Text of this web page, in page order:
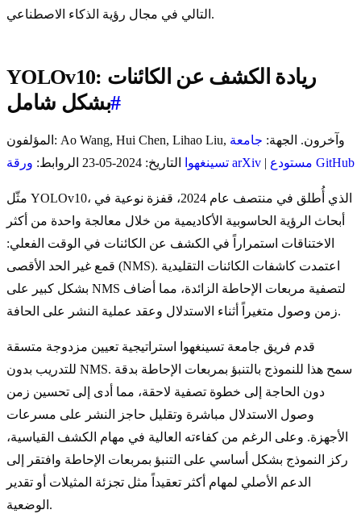
التالي في مجال رؤية الذكاء الاصطناعي.
YOLOv10: ريادة الكشف عن الكائنات
بشكل شامل#
المؤلفون: Ao Wang, Hui Chen, Lihao Liu, وآخرون. الجهة: جامعة
تسينغهوا
التاريخ: 2024-05-23 الروابط: ورقة arXiv | مستودع GitHub
مثّل YOLOv10، الذي أُطلق في منتصف عام 2024، قفزة نوعية في
أبحاث الرؤية الحاسوبية الأكاديمية من خلال معالجة واحدة من أكثر
الاختناقات استمراراً في الكشف عن الكائنات في الوقت الفعلي:
قمع غير الحد الأقصى (NMS). اعتمدت كاشفات الكائنات التقليدية
بشكل كبير على NMS لتصفية مربعات الإحاطة الزائدة، مما أضاف
زمن وصول متغيراً أثناء الاستدلال وعقد عملية النشر على الحافة.
قدم فريق جامعة تسينغهوا استراتيجية تعيين مزدوجة متسقة
للتدريب بدون NMS. سمح هذا للنموذج بالتنبؤ بمربعات الإحاطة بدقة
دون الحاجة إلى خطوة تصفية لاحقة، مما أدى إلى تحسين زمن
وصول الاستدلال مباشرة وتقليل حاجز النشر على مسرعات
الأجهزة. وعلى الرغم من كفاءته العالية في مهام الكشف القياسية،
ركز النموذج بشكل أساسي على التنبؤ بمربعات الإحاطة وافتقر إلى
الدعم الأصلي لمهام أكثر تعقيداً مثل تجزئة المثيلات أو تقدير
الوضعية.